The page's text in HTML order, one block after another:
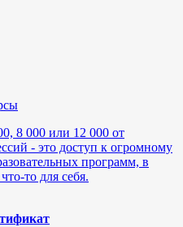
8 000 или 12 000 от
- это доступ к огромному
программ, в
то для себя.